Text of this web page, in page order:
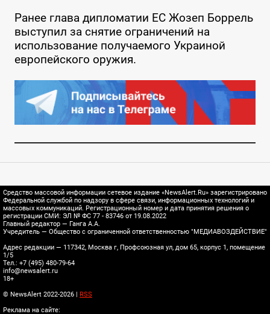
Ранее глава дипломатии ЕС Жозеп Боррель
выступил за снятие ограничений на
использование получаемого Украиной
европейского оружия.
Средство массовой информации сетевое издание «NewsAlert.Ru» зарегистрировано
Федеральной службой по надзору в сфере связи, информационных технологий и
массовых коммуникаций. Регистрационный номер и дата принятия решения о
регистрации СМИ: ЭЛ № ФС 77 - 83746 от 19.08.2022
Главный редактор — Ганга А.А.
Учредитель — Общество с ограниченной ответственностью "МЕДИАВОЗДЕЙСТВИЕ"
Адрес редакции — 117342, Москва г, Профсоюзная ул, дом 65, корпус 1, помещение
1/5
Тел.: +7 (495) 480-79-64
info@newsalert.ru
18+
© NewsAlert 2022-2026 |
RSS
Реклама на сайте: